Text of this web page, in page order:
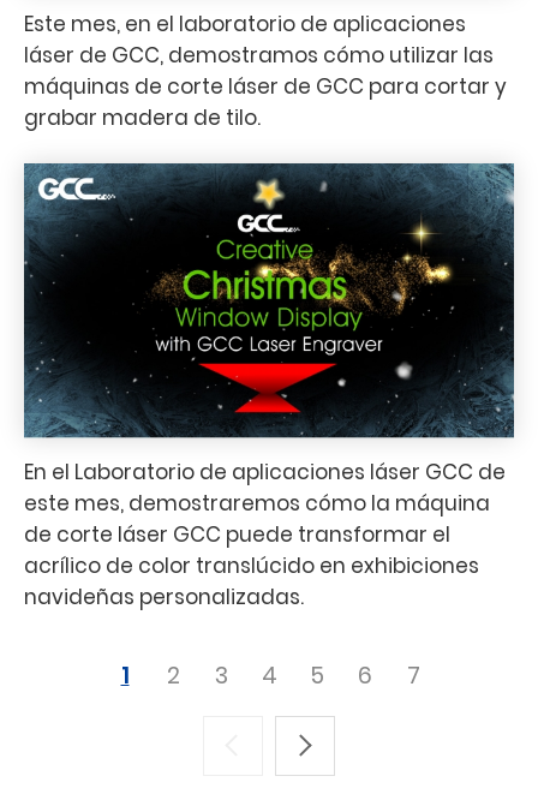
Este mes, en el laboratorio de aplicaciones
láser de GCC, demostramos cómo utilizar las
máquinas de corte láser de GCC para cortar y
grabar madera de tilo.
En el Laboratorio de aplicaciones láser GCC de
este mes, demostraremos cómo la máquina
de corte láser GCC puede transformar el
acrílico de color translúcido en exhibiciones
navideñas personalizadas.
1 2 3 4 5 6 7